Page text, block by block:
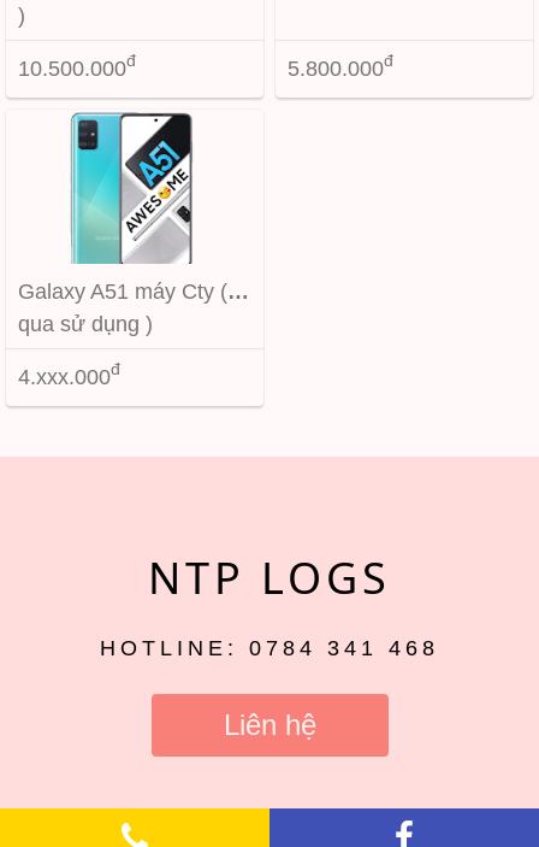
)
10.500.000đ 5.800.000đ
Galaxy A51 máy Cty (đã
qua sử dụng )
4.xxx.000đ
NTP LOGS
HOTLINE: 0784 341 468
Liên hệ